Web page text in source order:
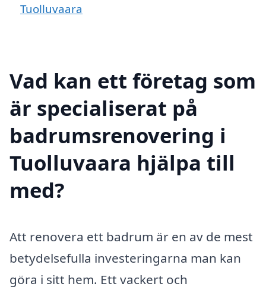
Tuolluvaara
Vad kan ett företag som
är specialiserat på
badrumsrenovering i
Tuolluvaara hjälpa till
med?
Att renovera ett badrum är en av de mest
betydelsefulla investeringarna man kan
göra i sitt hem. Ett vackert och